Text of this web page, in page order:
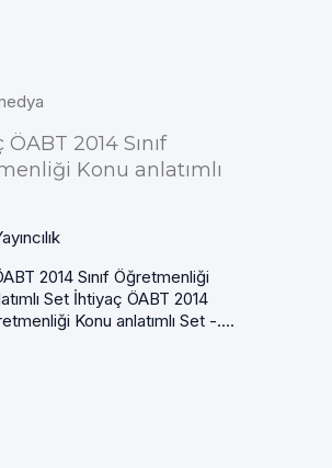
2014 Sınıf
Konu anlatımlı
2014 Sınıf Öğretmenliği
Set İhtiyaç ÖABT 2014
Konu anlatımlı Set -....